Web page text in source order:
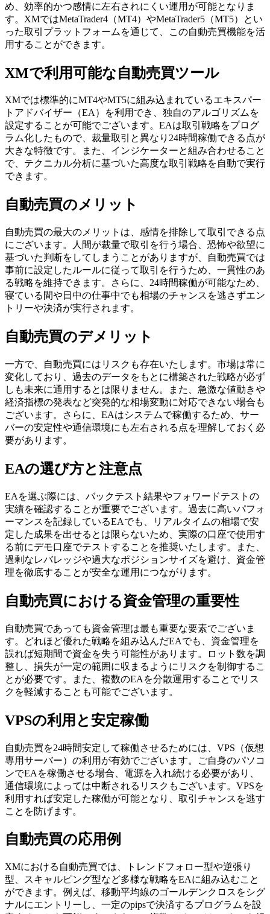
め、効率的かつ感情に左右されにくい運用が可能となりま
す。XMではMetaTrader4（MT4）やMetaTrader5（MT5）とい
った取引プラットフォームを通じて、この自動売買機能を活
用することができます。
XMで利用可能な自動売買ツール
XMでは標準的にMT4やMT5に組み込まれているエキスパー
トアドバイザー（EA）を利用でき、独自のアルゴリズムを
設定することが可能でございます。EAは取引戦略をプログ
ラム化したもので、裁量取引と異なり24時間稼働できる点が
大きな特徴です。また、インジケーターと組み合わせること
で、テクニカル分析に基づいた高度な取引戦略を自動で実行
できます。
自動売買のメリット
自動売買の最大のメリットは、感情を排除して取引できる点
にございます。人間が裁量で取引を行う場合、恐怖や欲望に
基づいた判断をしてしまうことがありますが、自動売買では
事前に設定したルールに従って取引を行うため、一貫性のあ
る戦略を維持できます。さらに、24時間稼働が可能なため、
寝ている間や日中の仕事中でも相場のチャンスを逃さずエン
トリーや決済が実行されます。
自動売買のデメリット
一方で、自動売買にはリスクも存在いたします。市場は常に
変化しており、過去のデータをもとに構築された戦略が必ず
しも未来に通用するとは限りません。また、急激な値動きや
経済指標の発表など突発的な相場変動に対応できない場合も
ございます。さらに、EAはシステムで稼働するため、サー
バーの安定性や通信環境にも左右される点を理解しておく必
要があります。
EAの選び方と注意点
EAを選ぶ際には、バックテスト結果やフォワードテストの
実績を確認することが重要でございます。過去に高いパフォ
ーマンスを記録しているEAでも、リアルタイムの相場で安
定した成果を出せるとは限らないため、実際の口座で使用す
る前にデモ口座でテストすることを推奨いたします。また、
過剰なレバレッジや過大なポジションサイズを避け、資金管
理を徹底することが安全な運用につながります。
自動売買における資金管理の重要性
自動売買であっても資金管理は最も重要な要素でございま
す。どれほど優れた戦略を組み込んだEAでも、資金管理を
誤れば短期間で資金を失う可能性があります。ロット数を調
整し、損失が一定の範囲に収まるようにリスクを制御するこ
とが必要です。また、複数のEAを分散運用することでリス
クを軽減することも可能でございます。
VPSの利用と安定稼働
自動売買を24時間安定して稼働させるためには、VPS（仮想
専用サーバー）の利用が有効でございます。ご自身のパソコ
ンでEAを稼働させる場合、電源を入れ続ける必要があり、
通信環境によっては中断されるリスクもございます。VPSを
利用すれば安定した稼働が可能となり、取引チャンスを逃す
ことを防げます。
自動売買の応用例
XMにおける自動売買では、トレンドフォロー型や逆張り
型、スキャルピング型など多様な戦略をEAに組み込むこと
ができます。例えば、移動平均線のゴールデンクロスをシグ
ナルにエントリーし、一定のpipsで決済するプログラムを設